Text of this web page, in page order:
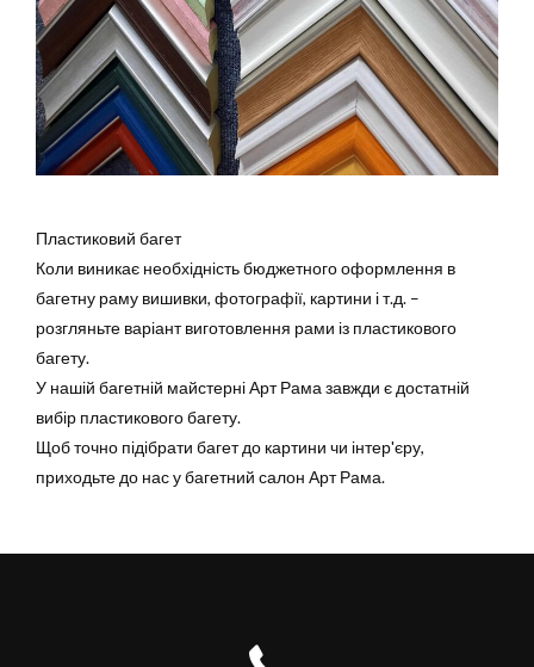
Пластиковий багет
Коли виникає необхідність бюджетного оформлення в
багетну раму вишивки, фотографії, картини і т.д. –
розгляньте варіант виготовлення рами із пластикового
багету.
У нашій багетній майстерні Арт Рама завжди є достатній
вибір пластикового багету.
Щоб точно підібрати багет до картини чи інтер'єру,
приходьте до нас у багетний салон Арт Рама.